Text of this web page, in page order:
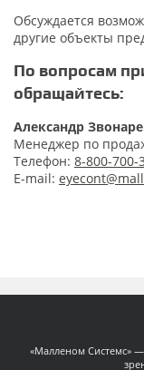
Обсуждается
другие объекты
По вопросам
обращайтесь:
Александр
Менеджер по
Телефон: 8-800-700-
E-mail:
«Малленом Системс»